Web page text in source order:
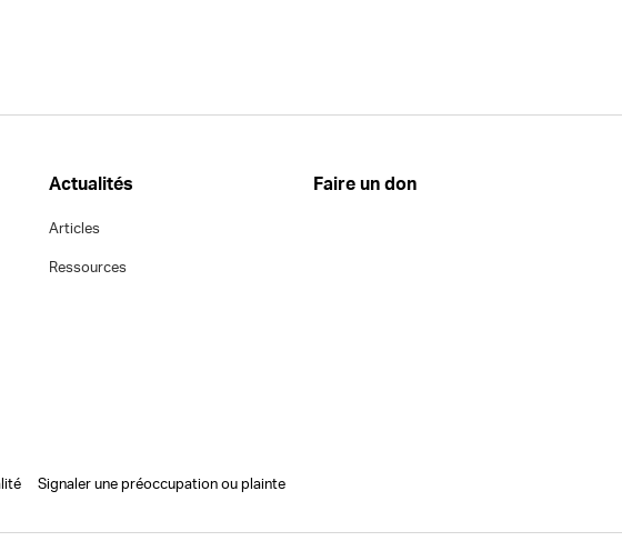
Actualités
Articles
Ressources
Faire un don
Signaler une préoccupation ou plainte